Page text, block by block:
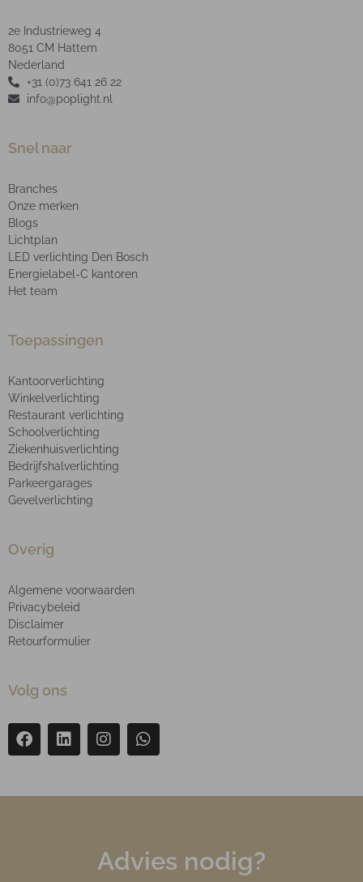
2e Industrieweg 4
8051 CM Hattem
Nederland
+31 (0)73 641 26 22
info@poplight.nl
Snel naar
Branches
Onze merken
Blogs
Lichtplan
LED verlichting Den Bosch
Energielabel-C kantoren
Het team
Toepassingen
Kantoorverlichting
Winkelverlichting
Restaurant verlichting
Schoolverlichting
Ziekenhuisverlichting
Bedrijfshalverlichting
Parkeergarages
Gevelverlichting
Overig
Algemene voorwaarden
Privacybeleid
Disclaimer
Retourformulier
Volg ons
Advies nodig?